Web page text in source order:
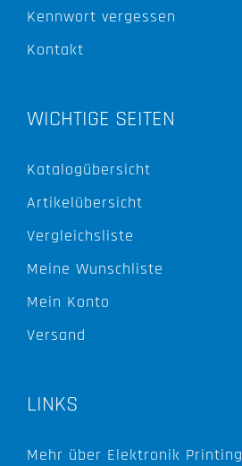
Kennwort vergessen
Kontakt
WICHTIGE SEITEN
Katalogübersicht
Artikelübersicht
Vergleichsliste
Meine Wunschliste
Mein Konto
Versand
LINKS
Mehr über Elektronik Printing